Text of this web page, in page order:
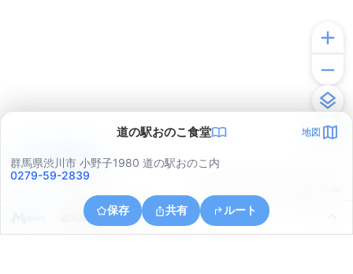
道の駅おのこ食堂 地図
群馬県渋川市 小野子1980 道の駅おのこ内
0279-59-2839
保存 共有 ルート
群馬県渋川市小野子
アプリで見る